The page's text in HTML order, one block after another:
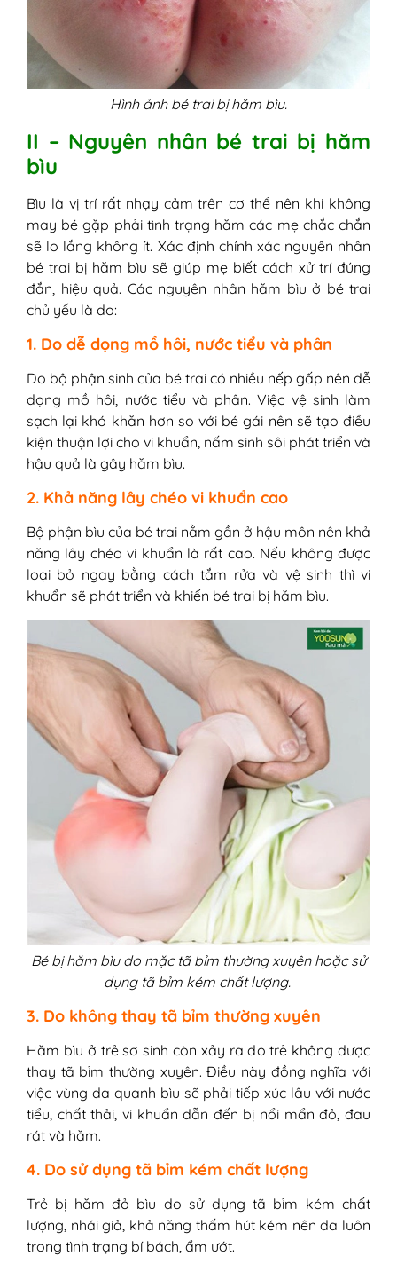
3. Tránh kem steroid
4. Chọn sữa tắm dịu nhẹ
5. Ăn uống hợp lý
VII - Cách phòng ngừa hăm bìu ở bé trai
Hình ảnh bé trai bị hăm bìu.
II – Nguyên nhân bé trai bị hăm
bìu
Bìu là vị trí rất nhạy cảm trên cơ thể nên khi không
may bé gặp phải tình trạng hăm các mẹ chắc chắn
sẽ lo lắng không ít. Xác định chính xác nguyên nhân
bé trai bị hăm bìu sẽ giúp mẹ biết cách xử trí đúng
đắn, hiệu quả. Các nguyên nhân hăm bìu ở bé trai
chủ yếu là do:
1. Do dễ dọng mồ hôi, nước tiểu và phân
Do bộ phận sinh của bé trai có nhiều nếp gấp nên dễ
dọng mồ hôi, nước tiểu và phân. Việc vệ sinh làm
sạch lại khó khăn hơn so với bé gái nên sẽ tạo điều
kiện thuận lợi cho vi khuẩn, nấm sinh sôi phát triển và
hậu quả là gây hăm bìu.
2. Khả năng lây chéo vi khuẩn cao
Bộ phận bìu của bé trai nằm gần ở hậu môn nên khả
năng lây chéo vi khuẩn là rất cao. Nếu không được
loại bỏ ngay bằng cách tắm rửa và vệ sinh thì vi
khuẩn sẽ phát triển và khiến bé trai bị hăm bìu.
Bé bị hăm bìu do mặc tã bỉm thường xuyên hoặc sử
dụng tã bỉm kém chất lượng.
3. Do không thay tã bỉm thường xuyên
Hăm bìu ở trẻ sơ sinh còn xảy ra do trẻ không được
thay tã bỉm thường xuyên. Điều này đồng nghĩa với
việc vùng da quanh bìu sẽ phải tiếp xúc lâu với nước
tiểu, chất thải, vi khuẩn dẫn đến bị nổi mẩn đỏ, đau
rát và hăm.
4. Do sử dụng tã bỉm kém chất lượng
Trẻ bị hăm đỏ bìu do sử dụng tã bỉm kém chất
lượng, nhái giả, khả năng thấm hút kém nên da luôn
trong tình trạng bí bách, ẩm ướt.